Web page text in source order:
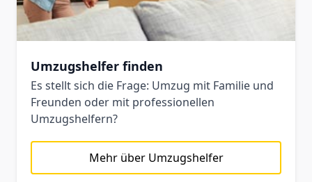
Umzugshelfer finden
Es stellt sich die Frage: Umzug mit Familie und
Freunden oder mit professionellen
Umzugshelfern?
Mehr über Umzugshelfer